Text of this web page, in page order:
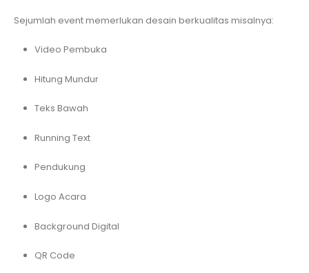
Sejumlah event memerlukan desain berkualitas misalnya:
Video Pembuka
Hitung Mundur
Teks Bawah
Running Text
Pendukung
Logo Acara
Background Digital
QR Code